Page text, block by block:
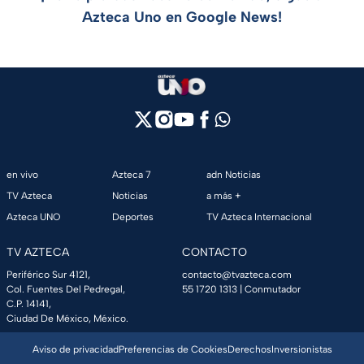
Azteca Uno en Google News!
en vivo
TV Azteca
Azteca UNO
Azteca 7
Noticias
Deportes
adn Noticias
a más +
TV Azteca Internacional
TV AZTECA
Periférico Sur 4121,
Col. Fuentes Del Pedregal,
C.P. 14141,
Ciudad De México, México.
CONTACTO
contacto@tvazteca.com
55 1720 1313 | Conmutador
Aviso de privacidadPreferencias de CookiesDerechosInversionistas